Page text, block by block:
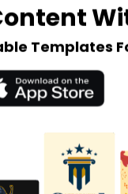
Templates